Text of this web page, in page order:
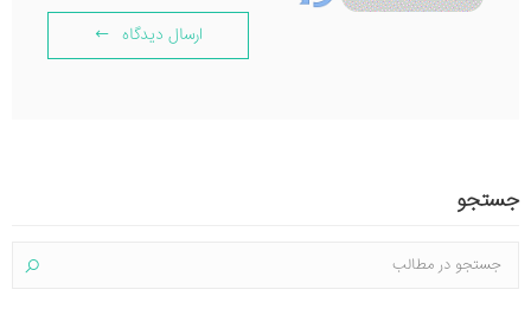
ارسال دیدگاه
جستجو